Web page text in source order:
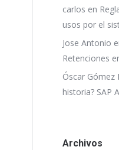
carlos en
usos por el
Jose Antonio
Retenciones
Óscar Gómez
historia? SAP
Archivos